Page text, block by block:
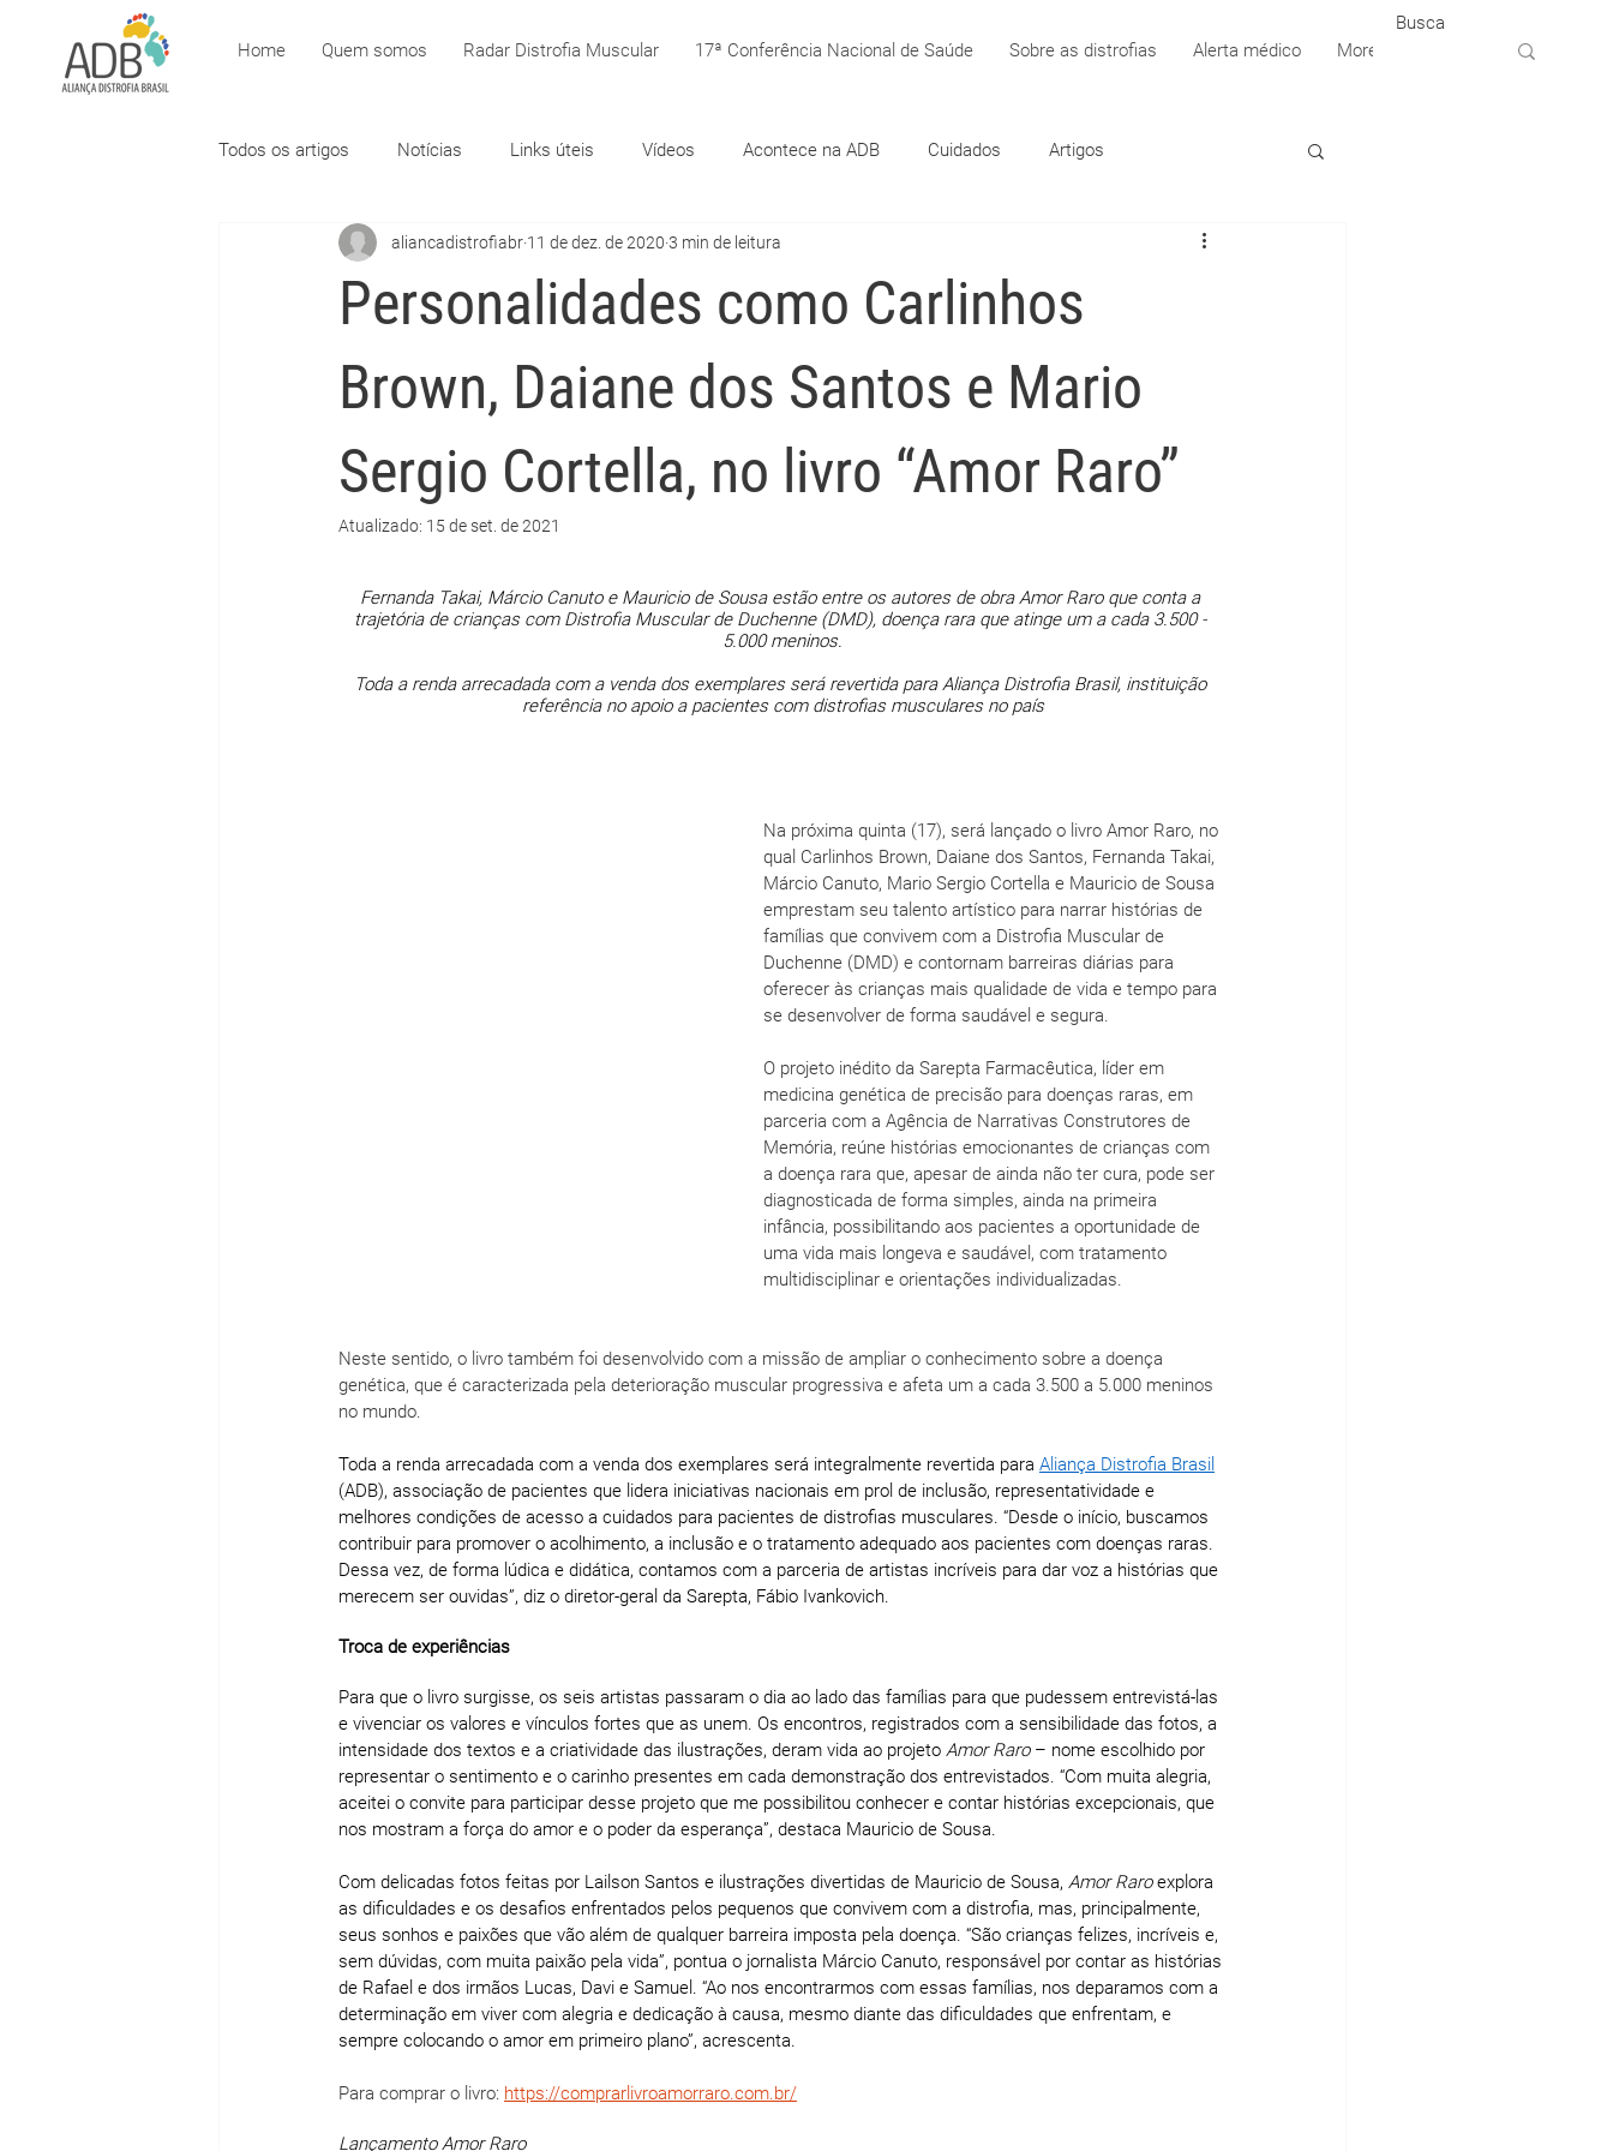
Home Quem somos Radar Distrofia Muscular 17ª Conferência Nacional de Saúde Sobre as distrofias Alerta médico More
Todos os artigos Notícias Links úteis Vídeos Acontece na ADB Cuidados Artigos
Personalidades como Carlinhos
Brown, Daiane dos Santos e Mario
Sergio Cortella, no livro “Amor Raro”
aliancadistrofiabr 11 de dez. de 2020 3 min de leitura
Atualizado: 15 de set. de 2021
Fernanda Takai, Márcio Canuto e Mauricio de Sousa estão entre os autores de obra Amor Raro que conta a
trajetória de crianças com Distrofia Muscular de Duchenne (DMD), doença rara que atinge um a cada 3.500 -
5.000 meninos.
Toda a renda arrecadada com a venda dos exemplares será revertida para Aliança Distrofia Brasil, instituição
referência no apoio a pacientes com distrofias musculares no país
Na próxima quinta (17), será lançado o livro Amor Raro, no
qual Carlinhos Brown, Daiane dos Santos, Fernanda Takai,
Márcio Canuto, Mario Sergio Cortella e Mauricio de Sousa
emprestam seu talento artístico para narrar histórias de
famílias que convivem com a Distrofia Muscular de
Duchenne (DMD) e contornam barreiras diárias para
oferecer às crianças mais qualidade de vida e tempo para
se desenvolver de forma saudável e segura.
O projeto inédito da Sarepta Farmacêutica, líder em
medicina genética de precisão para doenças raras, em
parceria com a Agência de Narrativas Construtores de
Memória, reúne histórias emocionantes de crianças com
a doença rara que, apesar de ainda não ter cura, pode ser
diagnosticada de forma simples, ainda na primeira
infância, possibilitando aos pacientes a oportunidade de
uma vida mais longeva e saudável, com tratamento
multidisciplinar e orientações individualizadas.
Neste sentido, o livro também foi desenvolvido com a missão de ampliar o conhecimento sobre a doença
genética, que é caracterizada pela deterioração muscular progressiva e afeta um a cada 3.500 a 5.000 meninos
no mundo.
Toda a renda arrecadada com a venda dos exemplares será integralmente revertida para Aliança Distrofia Brasil
(ADB), associação de pacientes que lidera iniciativas nacionais em prol de inclusão, representatividade e
melhores condições de acesso a cuidados para pacientes de distrofias musculares. “Desde o início, buscamos
contribuir para promover o acolhimento, a inclusão e o tratamento adequado aos pacientes com doenças raras.
Dessa vez, de forma lúdica e didática, contamos com a parceria de artistas incríveis para dar voz a histórias que
merecem ser ouvidas”, diz o diretor-geral da Sarepta, Fábio Ivankovich.
Troca de experiências
Para que o livro surgisse, os seis artistas passaram o dia ao lado das famílias para que pudessem entrevistá-las
e vivenciar os valores e vínculos fortes que as unem. Os encontros, registrados com a sensibilidade das fotos, a
intensidade dos textos e a criatividade das ilustrações, deram vida ao projeto Amor Raro – nome escolhido por
representar o sentimento e o carinho presentes em cada demonstração dos entrevistados. “Com muita alegria,
aceitei o convite para participar desse projeto que me possibilitou conhecer e contar histórias excepcionais, que
nos mostram a força do amor e o poder da esperança”, destaca Mauricio de Sousa.
Com delicadas fotos feitas por Lailson Santos e ilustrações divertidas de Mauricio de Sousa, Amor Raro explora
as dificuldades e os desafios enfrentados pelos pequenos que convivem com a distrofia, mas, principalmente,
seus sonhos e paixões que vão além de qualquer barreira imposta pela doença. “São crianças felizes, incríveis e,
sem dúvidas, com muita paixão pela vida”, pontua o jornalista Márcio Canuto, responsável por contar as histórias
de Rafael e dos irmãos Lucas, Davi e Samuel. “Ao nos encontrarmos com essas famílias, nos deparamos com a
determinação em viver com alegria e dedicação à causa, mesmo diante das dificuldades que enfrentam, e
sempre colocando o amor em primeiro plano”, acrescenta.
Para comprar o livro: https://comprarlivroamorraro.com.br/
Lançamento Amor Raro